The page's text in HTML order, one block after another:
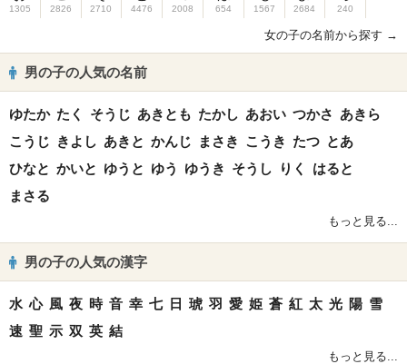
1305 2826 2710 4476 2008 654 1567 2684 240
女の子の名前から探す →
男の子の人気の名前
ゆたか たく そうじ あきとも たかし あおい つかさ あきら
こうじ きよし あきと かんじ まさき こうき たつ とあ
ひなと かいと ゆうと ゆう ゆうき そうし りく
はると
まさる
もっと見る...
男の子の人気の漢字
水 心 風 夜 時 音 幸 七 日 琥 羽 愛 姫 蒼 紅 太 光 陽 雪
速 聖 示 双 英 結
もっと見る...